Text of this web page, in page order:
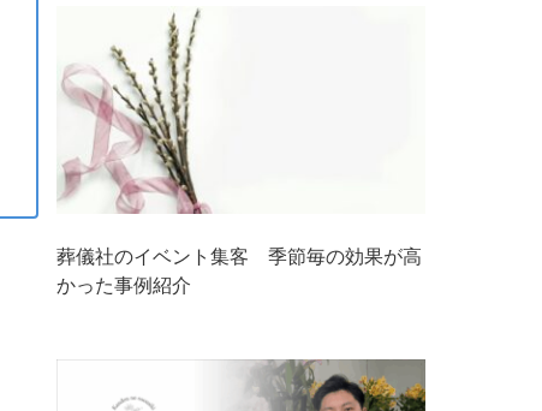
葬儀社のイベント集客 季節毎の効果が高
かった事例紹介